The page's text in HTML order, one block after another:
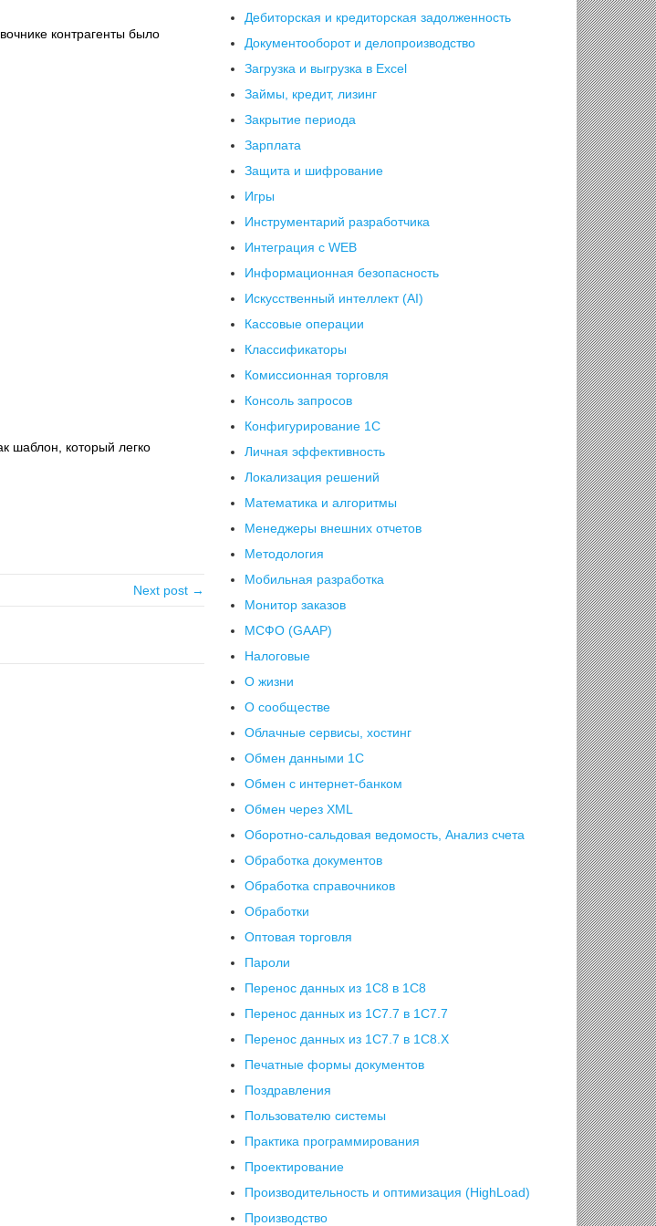
контрагенты было
шаблон, который легко
Next post →
Дебиторская и кредиторская задолженность
Документооборот и делопроизводство
Загрузка и выгрузка в Excel
Займы, кредит, лизинг
Закрытие периода
Зарплата
Защита и шифрование
Игры
Инструментарий разработчика
Интеграция с WEB
Информационная безопасность
Искусственный интеллект (AI)
Кассовые операции
Классификаторы
Комиссионная торговля
Консоль запросов
Конфигурирование 1С
Личная эффективность
Локализация решений
Математика и алгоритмы
Менеджеры внешних отчетов
Методология
Мобильная разработка
Монитор заказов
МСФО (GAAP)
Налоговые
О жизни
О сообществе
Облачные сервисы, хостинг
Обмен данными 1С
Обмен с интернет-банком
Обмен через XML
Оборотно-сальдовая ведомость, Анализ счета
Обработка документов
Обработка справочников
Обработки
Оптовая торговля
Пароли
Перенос данных из 1C8 в 1C8
Перенос данных из 1С7.7 в 1C7.7
Перенос данных из 1С7.7 в 1C8.X
Печатные формы документов
Поздравления
Пользователю системы
Практика программирования
Проектирование
Производительность и оптимизация (HighLoad)
Производство